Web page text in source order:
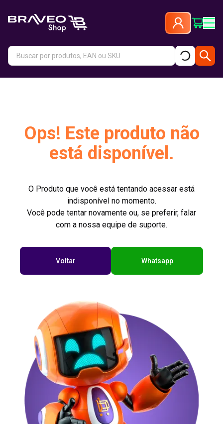
Ops! Este produto não
está disponível.
O Produto que você está tentando acessar está
indisponível no momento.
Você pode tentar novamente ou, se preferir, falar
com a nossa equipe de suporte.
Voltar Whatsapp